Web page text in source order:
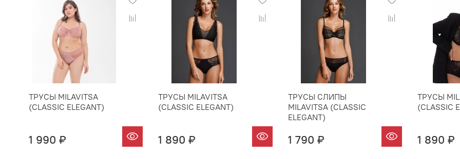
ТРУСЫ MILAVITSA
(CLASSIC ELEGANT)
1 990 ₽
ТРУСЫ MILAVITSA
(CLASSIC ELEGANT)
1 890 ₽
ТРУСЫ СЛИПЫ
MILAVITSA (CLASSIC
ELEGANT)
1 790 ₽
ТРУСЫ
(CLASSIC
1 890 ₽